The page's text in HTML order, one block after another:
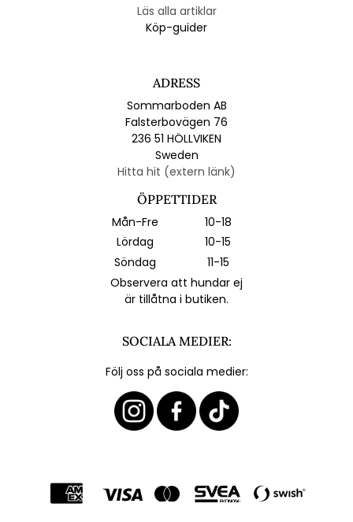
Läs alla artiklar
Köp-guider
ADRESS
Sommarboden AB
Falsterbovägen 76
236 51 HÖLLVIKEN
Sweden
Hitta hit (extern länk)
ÖPPETTIDER
Mån-Fre
10-18
Lördag
10-15
Söndag
11-15
Observera att hundar ej
är tillåtna i butiken.
SOCIALA MEDIER:
Följ oss på sociala medier: